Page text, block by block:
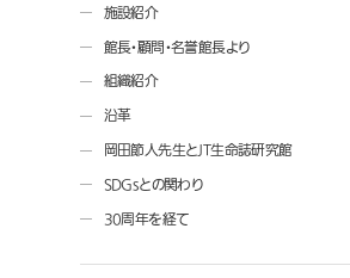
施設紹介
館長・顧問・名誉館長より
組織紹介
沿革
岡田節人先生とJT生命誌研究館
SDGsとの関わり
30周年を経て